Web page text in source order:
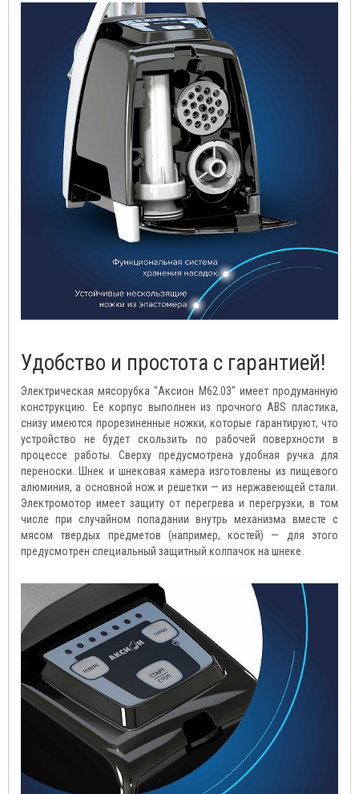
Удобство и простота с гарантией!
Электрическая мясорубка "Аксион М62.03" имеет продуманную
конструкцию. Ее корпус выполнен из прочного ABS пластика,
снизу имеются прорезиненные ножки, которые гарантируют, что
устройство не будет скользить по рабочей поверхности в
процессе работы. Сверху предусмотрена удобная ручка для
переноски. Шнек и шнековая камера изготовлены из пищевого
алюминия, а основной нож и решетки — из нержавеющей стали.
Электромотор имеет защиту от перегрева и перегрузки, в том
числе при случайном попадании внутрь механизма вместе с
мясом твердых предметов (например, костей) — для этого
предусмотрен специальный защитный колпачок на шнеке.